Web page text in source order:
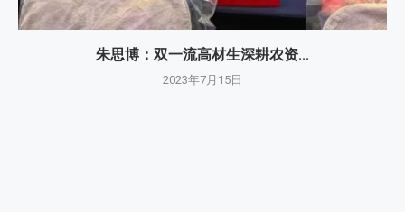
朱思博：双一流高材生深耕农资...
2023年7月15日